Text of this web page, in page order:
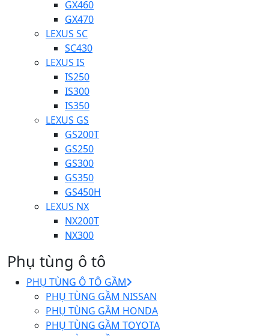
GX460
GX470
LEXUS SC
SC430
LEXUS IS
IS250
IS300
IS350
LEXUS GS
GS200T
GS250
GS300
GS350
GS450H
LEXUS NX
NX200T
NX300
Phụ tùng ô tô
PHỤ TÙNG Ô TÔ GẦM
PHỤ TÙNG GẦM NISSAN
PHỤ TÙNG GẦM HONDA
PHỤ TÙNG GẦM TOYOTA